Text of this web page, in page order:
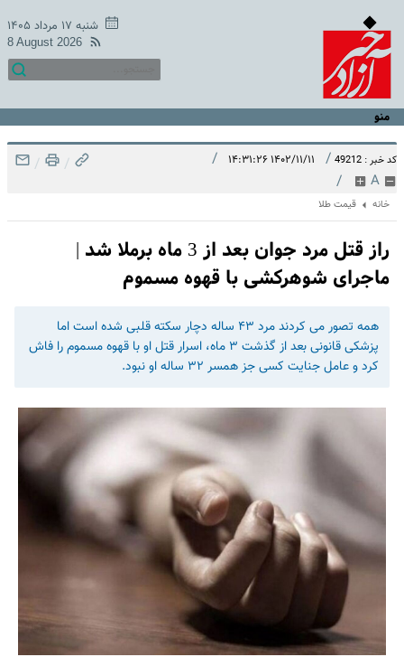
شنبه ۱۷ مرداد ۱۴۰۵
8 August 2026
منو
کد خبر : 49212 / ۱۴۰۲/۱۱/۱۱ ۱۴:۳۱:۲۶ /
A
/
/
/
خانه قیمت طلا
راز قتل مرد جوان بعد از 3 ماه برملا شد |
ماجرای شوهرکشی با قهوه مسموم
همه تصور می کردند مرد ۴۳ ساله دچار سکته قلبی شده است اما
پزشکی قانونی بعد از گذشت ۳ ماه، اسرار قتل او با قهوه مسموم را فاش
کرد و عامل جنایت کسی جز همسر ۳۲ ساله او نبود.